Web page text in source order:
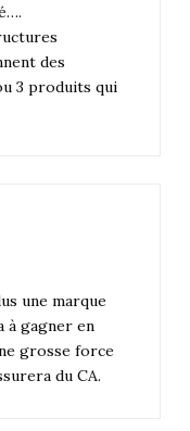
des
3 produits qui
une marque
à gagner en
grosse force
du CA.